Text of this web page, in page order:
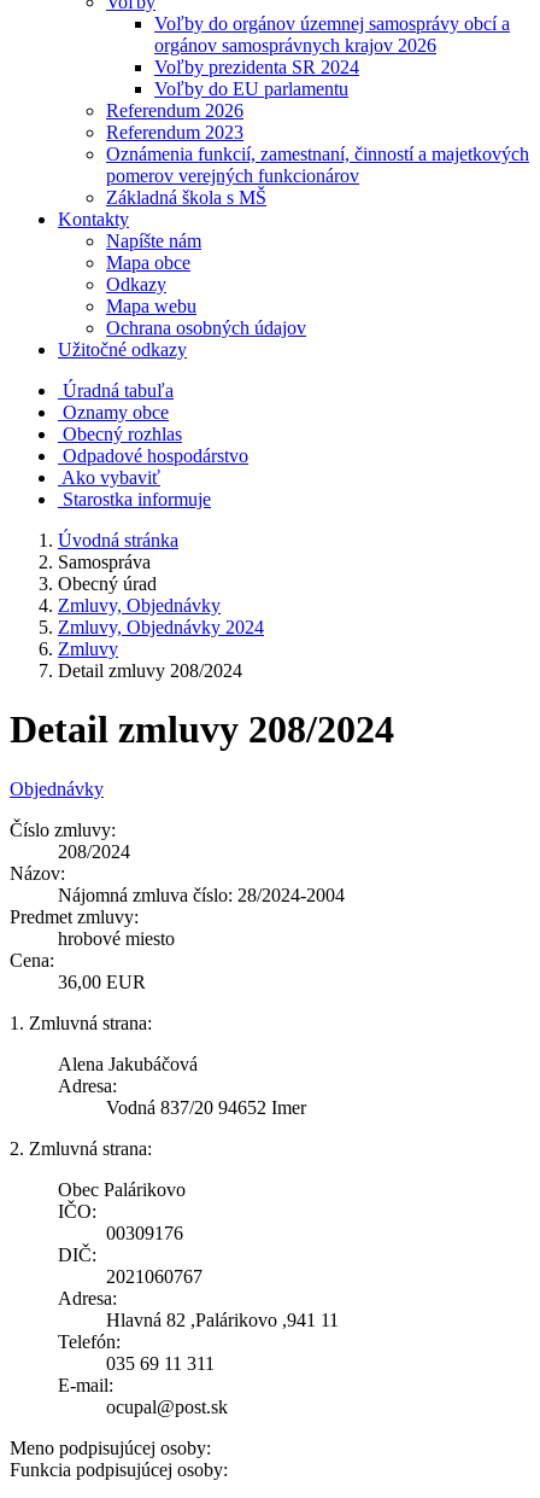
Voľby do orgánov územnej samosprávy obcí a
orgánov samosprávnych krajov 2026
Voľby prezidenta SR 2024
Voľby do EU parlamentu
Referendum 2026
Referendum 2023
Oznámenia funkcií, zamestnaní, činností a majetkových
pomerov verejných funkcionárov
Základná škola s MŠ
Kontakty
Napíšte nám
Mapa obce
Odkazy
Mapa webu
Ochrana osobných údajov
Užitočné odkazy
Úradná tabuľa
Oznamy obce
Obecný rozhlas
Odpadové hospodárstvo
Ako vybaviť
Starostka informuje
Úvodná stránka
Samospráva
Obecný úrad
Zmluvy, Objednávky
Zmluvy, Objednávky 2024
Zmluvy
Detail zmluvy 208/2024
Detail zmluvy 208/2024
Objednávky
Číslo zmluvy:
208/2024
Názov:
Nájomná zmluva číslo: 28/2024-2004
Predmet zmluvy:
hrobové miesto
Cena:
36,00 EUR
1. Zmluvná strana:
Alena Jakubáčová
Adresa:
Vodná 837/20 94652 Imer
2. Zmluvná strana:
Obec Palárikovo
IČO:
00309176
DIČ:
2021060767
Adresa:
Hlavná 82 ,Palárikovo ,941 11
Telefón:
035 69 11 311
E-mail:
ocupal@post.sk
Meno podpisujúcej osoby:
Funkcia podpisujúcej osoby: